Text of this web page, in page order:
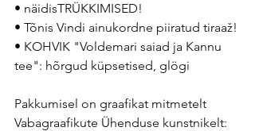
• näidisTRÜKKIMISED!
• Tõnis Vindi ainukordne piiratud tiraaž!
• KOHVIK "Voldemari saiad ja Kannu
tee": hõrgud küpsetised, glögi
Pakkumisel on graafikat mitmetelt
Vabagraafikute Ühenduse kunstnikelt: